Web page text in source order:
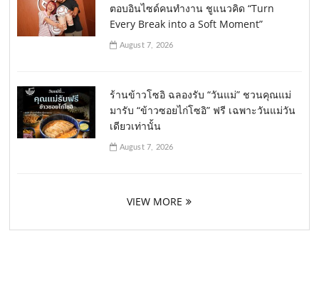
ตอบอินไซด์คนทำงาน ชูแนวคิด “Turn
Every Break into a Soft Moment”
August 7, 2026
ร้านข้าวโซอิ ฉลองรับ “วันแม่” ชวนคุณแม่
มารับ “ข้าวซอยไก่โซอิ” ฟรี เฉพาะวันแม่วัน
เดียวเท่านั้น
August 7, 2026
VIEW MORE